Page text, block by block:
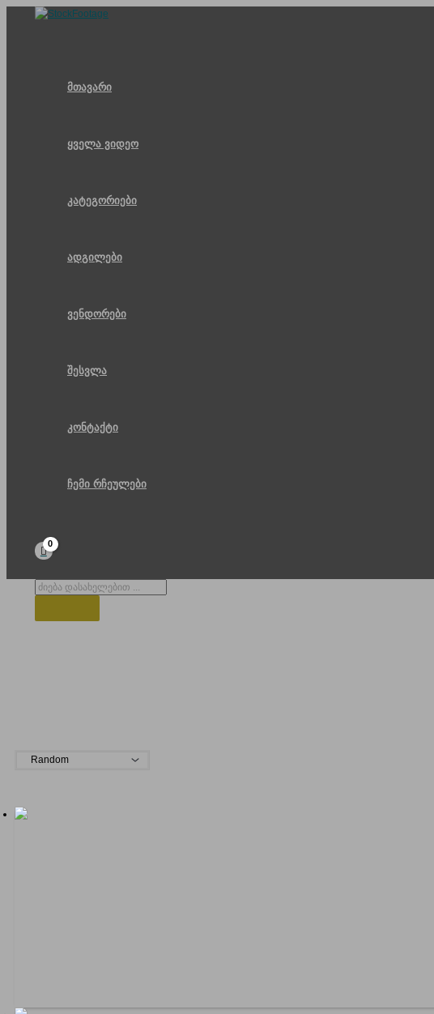
მთავარი
ყველა ვიდეო
კატეგორიები
ადგილები
ვენდორები
შესვლა
კონტაქტი
ჩემი რჩეულები
Products